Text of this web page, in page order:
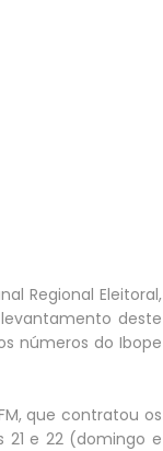
Regional Eleitoral,
deste
números do Ibope
que contratou os
21 e 22 (domingo e